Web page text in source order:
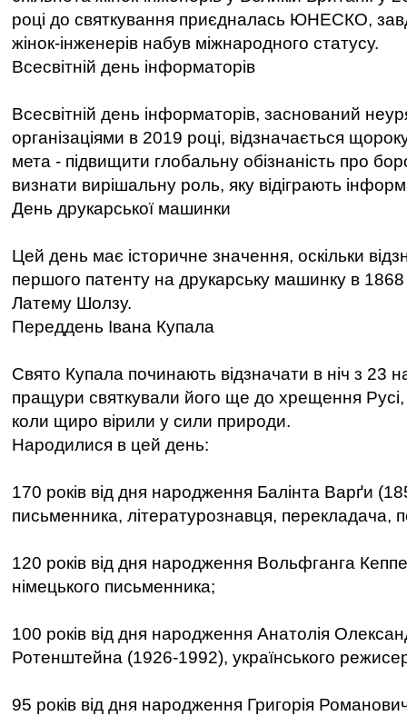
році до святкування приєдналась ЮНЕСКО,
жінок-інженерів набув міжнародного статусу.
Всесвітній день інформаторів
Всесвітній день інформаторів, заснований
організаціями в 2019 році, відзначається
мета - підвищити глобальну обізнаність про
визнати вирішальну роль, яку відіграють
День друкарської машинки
Цей день має історичне значення, оскільки
першого патенту на друкарську машинку в 1868
Латему Шолзу.
Переддень Івана Купала
Свято Купала починають відзначати в ніч з 23
пращури святкували його ще до хрещення
коли щиро вірили у сили природи.
Народилися в цей день:
170 років від дня народження Балінта Варґи
письменника, літературознавця, перекладача,
120 років від дня народження Вольфганга
німецького письменника;
100 років від дня народження Анатолія
Ротенштейна (1926-1992), українського
95 років від дня народження Григорія